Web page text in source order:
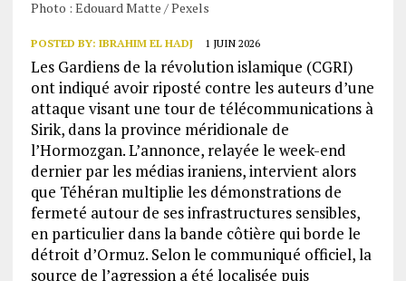
Photo : Edouard Matte / Pexels
POSTED BY: IBRAHIM EL HADJ 1 JUIN 2026
Les Gardiens de la révolution islamique (CGRI)
ont indiqué avoir riposté contre les auteurs d’une
attaque visant une tour de télécommunications à
Sirik, dans la province méridionale de
l’Hormozgan. L’annonce, relayée le week-end
dernier par les médias iraniens, intervient alors
que Téhéran multiplie les démonstrations de
fermeté autour de ses infrastructures sensibles,
en particulier dans la bande côtière qui borde le
détroit d’Ormuz. Selon le communiqué officiel, la
source de l’agression a été localisée puis